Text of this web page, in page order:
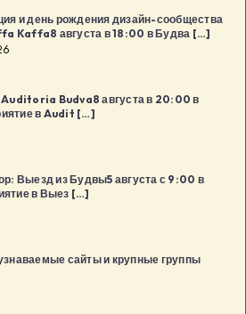
и день рождения дизайн-сообщества
Kaffa8 августа в 18:00 в Будва […]
Budva8 августа в 20:00 в
в Audit […]
Выезд из Будвы5 августа с 9:00 в
в Выез […]
сайты и крупные группы